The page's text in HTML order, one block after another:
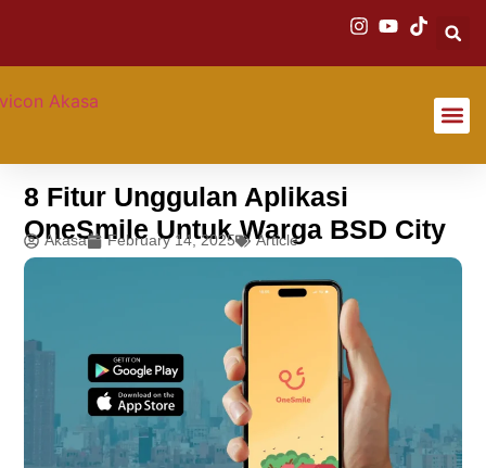
8 Fitur Unggulan Aplikasi
OneSmile Untuk Warga BSD City
Akasa February 14, 2025 Article